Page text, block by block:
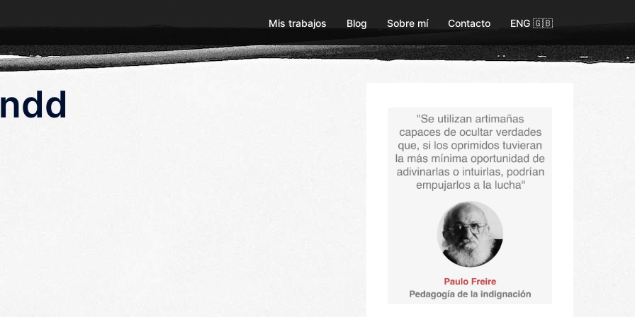
Mis trabajos Blog Sobre mí Contacto ENG 🇬🇧